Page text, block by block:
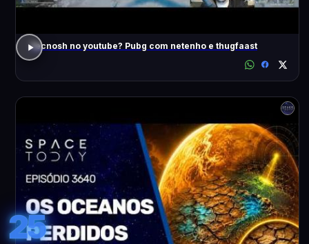
Tecnosh no youtube? Pubg com netenho e thugfaast
25